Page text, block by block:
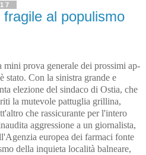
al populismo
mini prova generale dei prossimi ap­
stato. Con la sinistra grande e
elezione del sindaco di Ostia, che
la mutevole pattuglia grillina,
che rassicurante per l'intero
aggressione a un giornalista,
europea dei farmaci fonte
della inquieta località balneare,